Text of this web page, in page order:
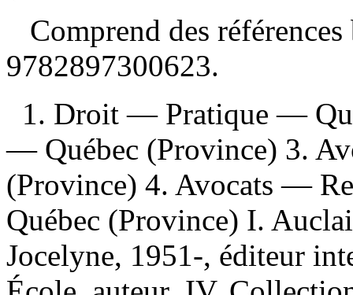
Comprend des
9782897300623.
1. Droit — Pratique —
— Québec (Province) 3.
(Province) 4. Avocats —
Québec (Province) I.
Jocelyne, 1951-, éditeur